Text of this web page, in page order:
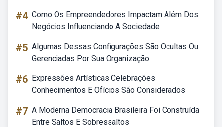
#4 Como Os Empreendedores Impactam Além Dos
Negócios Influenciando A Sociedade
#5 Algumas Dessas Configurações São Ocultas Ou
Gerenciadas Por Sua Organização
#6 Expressões Artísticas Celebrações
Conhecimentos E Ofícios São Considerados
#7 A Moderna Democracia Brasileira Foi Construída
Entre Saltos E Sobressaltos